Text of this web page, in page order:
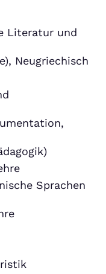
Literatur und
Neugriechisch
Sprachen